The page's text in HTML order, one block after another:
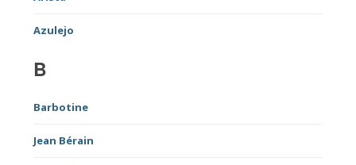
Azulejo
B
Barbotine
Jean Bérain